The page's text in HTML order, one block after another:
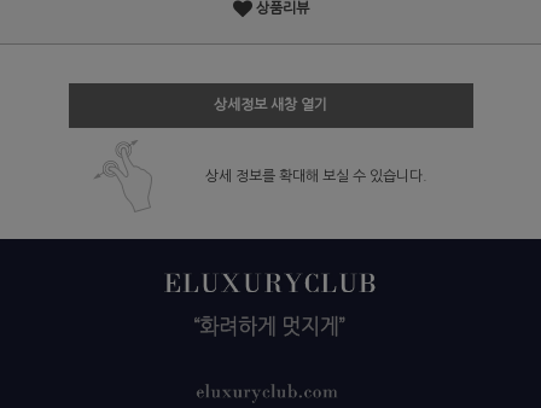
상품리뷰
상세정보 새창 열기
상세 정보를 확대해 보실 수 있습니다.